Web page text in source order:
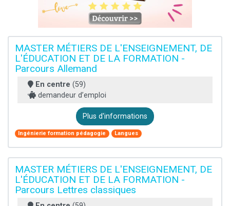
MASTER MÉTIERS DE L'ENSEIGNEMENT, DE
L'ÉDUCATION ET DE LA FORMATION -
Parcours Allemand
En centre (59)
demandeur d’emploi
Plus d'informations
Ingénierie formation pédagogie Langues
MASTER MÉTIERS DE L'ENSEIGNEMENT, DE
L'ÉDUCATION ET DE LA FORMATION -
Parcours Lettres classiques